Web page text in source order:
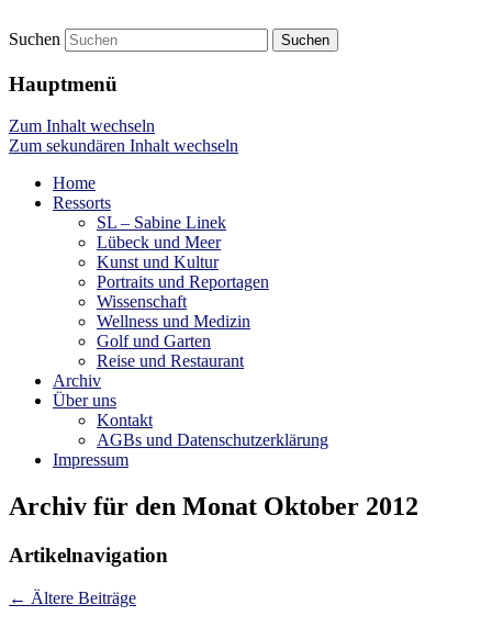
netzpool
Presse Lübeck
Suchen
Hauptmenü
Zum Inhalt wechseln
Zum sekundären Inhalt wechseln
Home
Ressorts
SL – Sabine Linek
Lübeck und Meer
Kunst und Kultur
Portraits und Reportagen
Wissenschaft
Wellness und Medizin
Golf und Garten
Reise und Restaurant
Archiv
Über uns
Kontakt
AGBs und Datenschutzerklärung
Impressum
Archiv für den Monat Oktober 2012
Artikelnavigation
← Ältere Beiträge